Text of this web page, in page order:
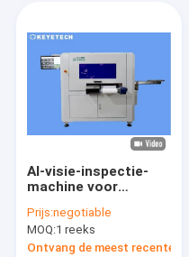
AI-visie-inspectie-
machine voor
gevormde
dopsluitingen
Prijs:negotiable
MOQ:1 reeks
Ontvang de meest recente